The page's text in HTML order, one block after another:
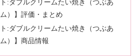
ト:ダブルクリームたい焼き（つぶあ
）】評価・まとめ
ト:ダブルクリームたい焼き（つぶあ
）】商品情報